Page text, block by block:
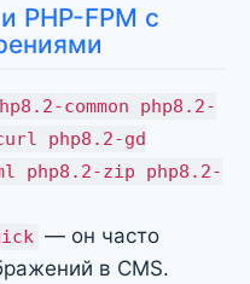
PHP-FPM с
common php8.2-
php8.2-gd
php8.2-zip php8.2-
— он часто
в CMS.